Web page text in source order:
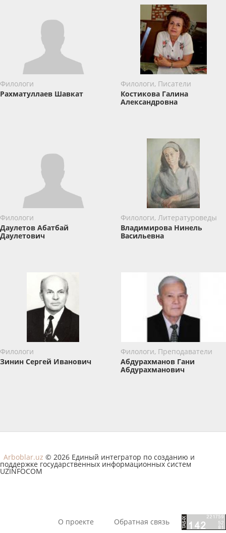
Филологи
Рахматуллаев Шавкат
Филологи, Писатели
Костикова Галина
Александровна
Филологи
Даулетов Абатбай
Даулетович
Филологи, Литературоведы
Владимирова Нинель
Васильевна
Филологи
Зинин ​Сергей Иванович
Филологи, Преподаватели
Абдурахманов Гани
Абдурахманович
Arboblar.uz © 2026 Единый интегратор по созданию и
поддержке государственных информационных систем
UZINFOCOM
О проекте Обратная связь